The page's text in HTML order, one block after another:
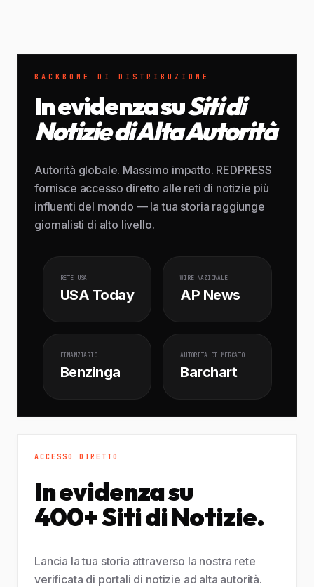
BACKBONE DI DISTRIBUZIONE
In evidenza suSiti di
Notizie di Alta Autorità
Autorità globale. Massimo impatto. REDPRESS
fornisce accesso diretto alle reti di notizie più
influenti del mondo — la tua storia raggiunge
giornalisti di alto livello.
RETE USA
USA Today
WIRE NAZIONALE
AP News
FINANZIARIO
Benzinga
AUTORITÀ DI MERCATO
Barchart
ACCESSO DIRETTO
In evidenza su
400+ Siti di Notizie.
Lancia la tua storia attraverso la nostra rete
verificata di portali di notizie ad alta autorità.